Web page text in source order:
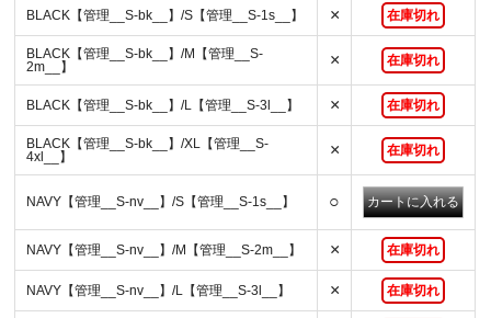
BLACK【管理__S-bk__】/S【管理__S-1s__】 × 在庫切れ
BLACK【管理__S-bk__】/M【管理__S-
2m__】
× 在庫切れ
BLACK【管理__S-bk__】/L【管理__S-3l__】 × 在庫切れ
BLACK【管理__S-bk__】/XL【管理__S-
4xl__】
× 在庫切れ
NAVY【管理__S-nv__】/S【管理__S-1s__】 ○
NAVY【管理__S-nv__】/M【管理__S-2m__】 × 在庫切れ
NAVY【管理__S-nv__】/L【管理__S-3l__】 × 在庫切れ